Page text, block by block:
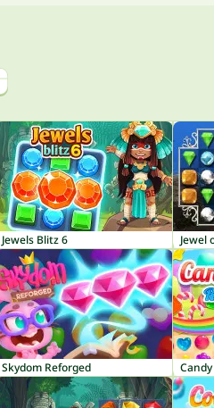
Jewels Blitz 6 Jewel
Skydom Reforged